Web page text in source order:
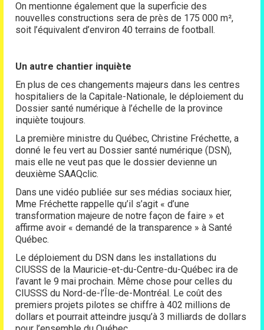
On mentionne également que la superficie des
nouvelles constructions sera de près de 175 000 m²,
soit l’équivalent d’environ 40 terrains de football.
Un autre chantier inquiète
En plus de ces changements majeurs dans les centres
hospitaliers de la Capitale-Nationale, le déploiement du
Dossier santé numérique à l’échelle de la province
inquiète toujours.
La première ministre du Québec, Christine Fréchette, a
donné le feu vert au Dossier santé numérique (DSN),
mais elle ne veut pas que le dossier devienne un
deuxième SAAQclic.
Dans une vidéo publiée sur ses médias sociaux hier,
Mme Fréchette rappelle qu’il s’agit « d’une
transformation majeure de notre façon de faire » et
affirme avoir « demandé de la transparence » à Santé
Québec.
Le déploiement du DSN dans les installations du
CIUSSS de la Mauricie-et-du-Centre-du-Québec ira de
l’avant le 9 mai prochain. Même chose pour celles du
CIUSSS du Nord-de-l’Île-de-Montréal. Le coût des
premiers projets pilotes se chiffre à 402 millions de
dollars et pourrait atteindre jusqu’à 3 milliards de dollars